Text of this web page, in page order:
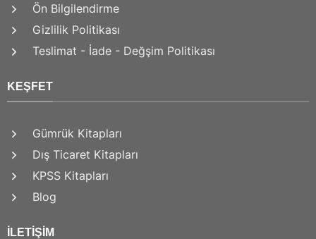
Ön Bilgilendirme
Gizlilik Politikası
Teslimat - İade - Değşim Politikası
KEŞFET
Gümrük Kitapları
Dış Ticaret Kitapları
KPSS Kitapları
Blog
İLETIŞIM